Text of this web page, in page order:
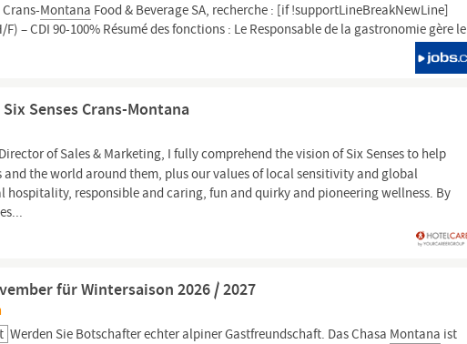
Montana Food & Beverage SA, recherche : [if !supportLineBreakNewLine]
– CDI 90-100% Résumé des fonctions : Le Responsable de la gastronomie gère le
Senses Crans-Montana
of Sales & Marketing, I fully comprehend the vision of Six Senses to help
the world around them, plus our values of local sensitivity and global
hospitality, responsible and caring, fun and quirky and pioneering wellness. By
für Wintersaison 2026 / 2027
Werden Sie Botschafter echter alpiner Gastfreundschaft. Das Chasa Montana ist